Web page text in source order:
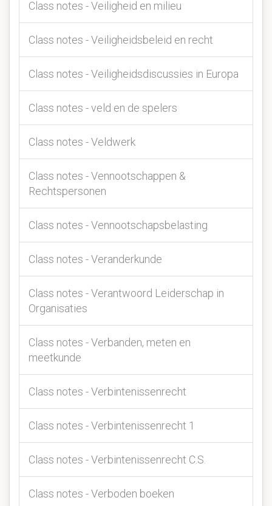
Class notes - Veiligheid en milieu
Class notes - Veiligheidsbeleid en recht
Class notes - Veiligheidsdiscussies in Europa
Class notes - veld en de spelers
Class notes - Veldwerk
Class notes - Vennootschappen &
Rechtspersonen
Class notes - Vennootschapsbelasting
Class notes - Veranderkunde
Class notes - Verantwoord Leiderschap in
Organisaties
Class notes - Verbanden, meten en
meetkunde
Class notes - Verbintenissenrecht
Class notes - Verbintenissenrecht 1
Class notes - Verbintenissenrecht C.S.
Class notes - Verboden boeken